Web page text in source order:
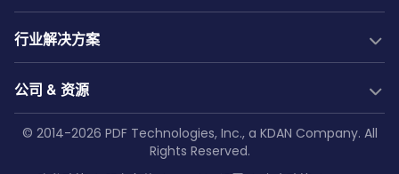
PDF生成
New
Web SDK
AI 文档提取
开发文档
Java 指南
Android 指南
社区
免费试用
技术支持
GitHub
行业解决方案
行业解决方案
教育
Web 应用集成
Salesforce
低代码解决方案
公司 & 资源
公司
© 2014-2026 PDF Technologies, Inc., a KDAN Company. All
Rights Reserved.